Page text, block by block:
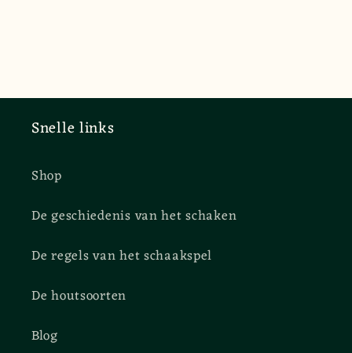
Snelle links
Shop
De geschiedenis van het schaken
De regels van het schaakspel
De houtsoorten
Blog